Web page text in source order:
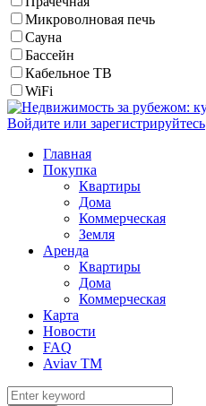
Микроволновая печь
Сауна
Бассейн
Кабельное ТВ
WiFi
Войдите или зарегистрируйтесь
Главная
Покупка
Квартиры
Дома
Коммерческая
Земля
Аренда
Квартиры
Дома
Коммерческая
Карта
Новости
FAQ
Aviav TM